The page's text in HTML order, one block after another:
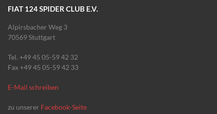
FIAT 124 SPIDER CLUB E.V.
Alpirsbacher Weg 3
70569 Stuttgart
Tel. +49 45 05-59 42 32
Fax +49 45 05-59 42 33
E-Mail schreiben
zu unserer Facebook-Seite